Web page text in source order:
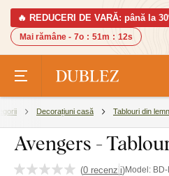
🔥 REDUCERI DE VARĂ: până la
Mai rămâne - 7o : 51m : 11s
Decorațiuni casă Tablouri din
Avengers -
(0 recenzii)Model: